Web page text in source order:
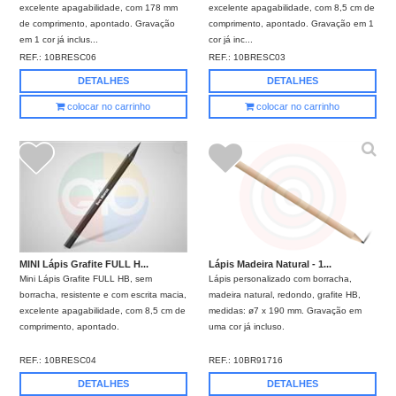
excelente apagabilidade, com 178 mm
de comprimento, apontado. Gravação
em 1 cor já inclus...
REF.:10BRESC06
DETALHES
colocar no carrinho
excelente apagabilidade, com 8,5 cm de
comprimento, apontado. Gravação em 1
cor já inc...
REF.:10BRESC03
DETALHES
colocar no carrinho
MINI Lápis Grafite FULL H...
Mini Lápis Grafite FULL HB, sem
borracha, resistente e com escrita macia,
excelente apagabilidade, com 8,5 cm de
comprimento, apontado.
REF.: 10BRESC04
DETALHES
Lápis Madeira Natural - 1...
Lápis personalizado com borracha,
madeira natural, redondo, grafite HB,
medidas: ø7 x 190 mm. Gravação em
uma cor já incluso.
REF.: 10BR91716
DETALHES